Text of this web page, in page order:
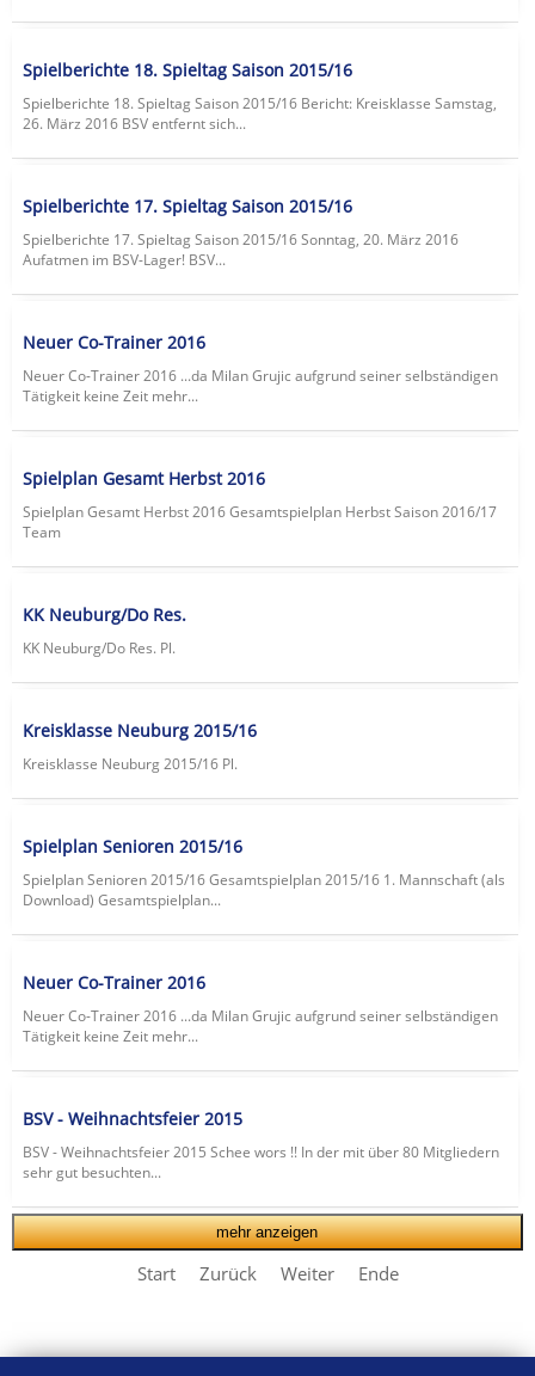
Spielberichte 18. Spieltag Saison 2015/16
Spielberichte 18. Spieltag Saison 2015/16 Bericht: Kreisklasse Samstag,
26. März 2016 BSV entfernt sich...
Spielberichte 17. Spieltag Saison 2015/16
Spielberichte 17. Spieltag Saison 2015/16 Sonntag, 20. März 2016
Aufatmen im BSV-Lager! BSV...
Neuer Co-Trainer 2016
Neuer Co-Trainer 2016 ...da Milan Grujic aufgrund seiner selbständigen
Tätigkeit keine Zeit mehr...
Spielplan Gesamt Herbst 2016
Spielplan Gesamt Herbst 2016 Gesamtspielplan Herbst Saison 2016/17
Team
KK Neuburg/Do Res.
KK Neuburg/Do Res. Pl.
Kreisklasse Neuburg 2015/16
Kreisklasse Neuburg 2015/16 Pl.
Spielplan Senioren 2015/16
Spielplan Senioren 2015/16 Gesamtspielplan 2015/16 1. Mannschaft (als
Download) Gesamtspielplan...
Neuer Co-Trainer 2016
Neuer Co-Trainer 2016 ...da Milan Grujic aufgrund seiner selbständigen
Tätigkeit keine Zeit mehr...
BSV - Weihnachtsfeier 2015
BSV - Weihnachtsfeier 2015 Schee wors !! In der mit über 80 Mitgliedern
sehr gut besuchten...
mehr anzeigen
Start Zurück Weiter Ende